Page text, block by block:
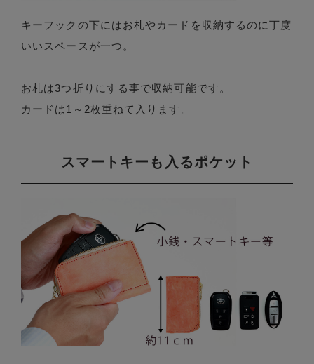
キーフックの下にはお札やカードを収納するのに丁度
いいスペースが一つ。
お札は3つ折りにする事で収納可能です。
カードは1～2枚重ねて入ります。
スマートキーも入るポケット